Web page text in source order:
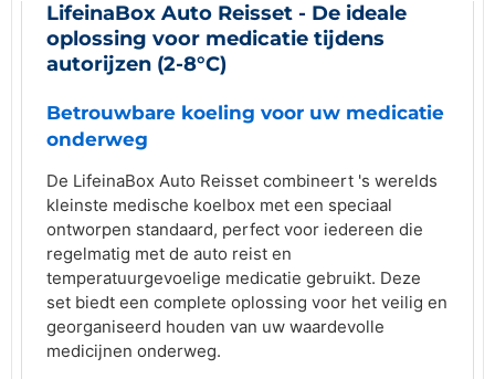
LifeinaBox Auto Reisset - De ideale
oplossing voor medicatie tijdens
autorijzen (2-8°C)
Betrouwbare koeling voor uw medicatie
onderweg
De LifeinaBox Auto Reisset combineert 's werelds
kleinste medische koelbox met een speciaal
ontworpen standaard, perfect voor iedereen die
regelmatig met de auto reist en
temperatuurgevoelige medicatie gebruikt. Deze
set biedt een complete oplossing voor het veilig en
georganiseerd houden van uw waardevolle
medicijnen onderweg.